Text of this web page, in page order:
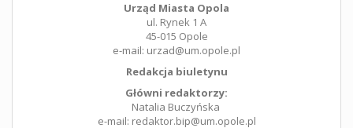
Urząd Miasta Opola
ul. Rynek 1 A
45-015 Opole
e-mail: urzad@um.opole.pl
Redakcja biuletynu
Główni redaktorzy:
Natalia Buczyńska
e-mail: redaktor.bip@um.opole.pl